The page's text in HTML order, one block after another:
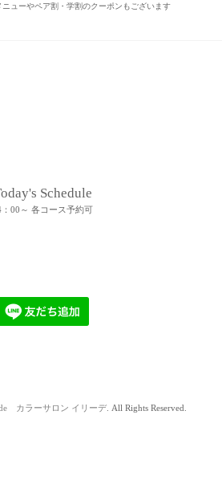
ューやペア割・学割のクーポンもございます
Schedule
：00～ 各コース予約可
カラーサロン イリーデ. All Rights Reserved.